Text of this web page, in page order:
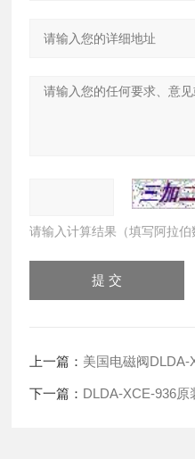
请输入计算结果（填写阿拉
上一篇： 美国电磁阀DLDA-
下一篇： DLDA-XCE-936